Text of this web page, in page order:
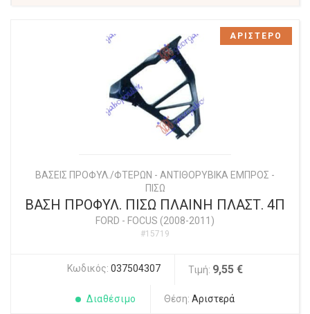
ΒΑΣΕΙΣ ΠΡΟΦΥΛ./ΦΤΕΡΩΝ - ΑΝΤΙΘΟΡΥΒΙΚΑ ΕΜΠΡΟΣ -
ΠΙΣΩ
ΒΑΣΗ ΠΡΟΦΥΛ. ΠΙΣΩ ΠΛΑΙΝΗ ΠΛΑΣΤ. 4Π
FORD - FOCUS (2008-2011)
#15719
Κωδικός: 037504307 Τιμή: 9,55 €
Διαθέσιμο Θέση: Αριστερά
ΑΡΙΣΤΕΡΟ